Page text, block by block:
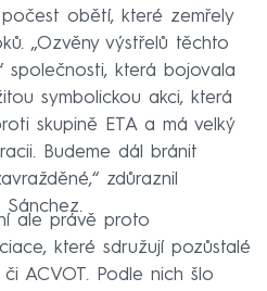
obětí, které zemřely
„Ozvěny výstřelů těchto
společnosti, která bojovala
symbolickou akci, která
skupině ETA a má velký
Budeme dál bránit
zdůraznil
Sánchez.
ale právě proto
které sdružují pozůstalé
ACVOT. Podle nich šlo